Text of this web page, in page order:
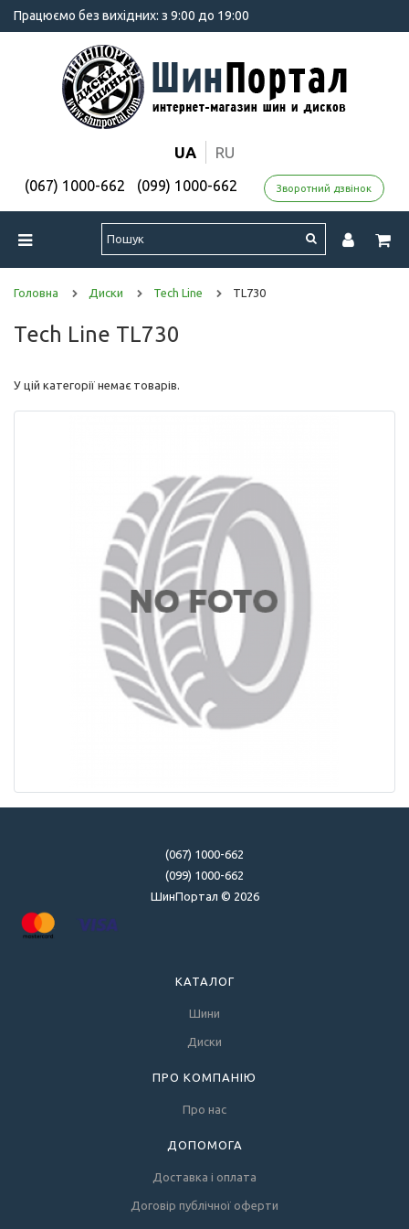
Працюємо без вихідних: з 9:00 до 19:00
UA RU
(067) 1000-662 (099) 1000-662 Зворотний дзвінок
Головна Диски Tech Line TL730
Tech Line TL730
У цій категорії немає товарів.
(067) 1000-662
(099) 1000-662
ШинПортал © 2026
КАТАЛОГ
Шини
Диски
ПРО КОМПАНІЮ
Про нас
ДОПОМОГА
Доставка і оплата
Договір публічної оферти